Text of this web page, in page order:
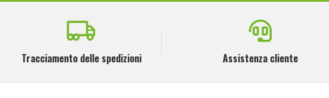
Tracciamento delle spedizioni Assistenza cliente